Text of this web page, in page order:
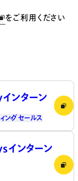
をご利用ください
ンターン
ング セールス
インターン